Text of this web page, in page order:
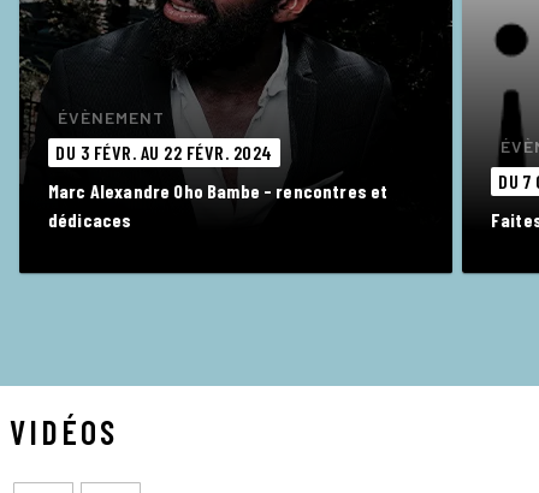
ÉVÈNEMENT
DU 3 FÉVR. AU 22 FÉVR. 2024
Marc Alexandre Oho Bambe - rencontres et
dédicaces
DU 7
VIDÉOS